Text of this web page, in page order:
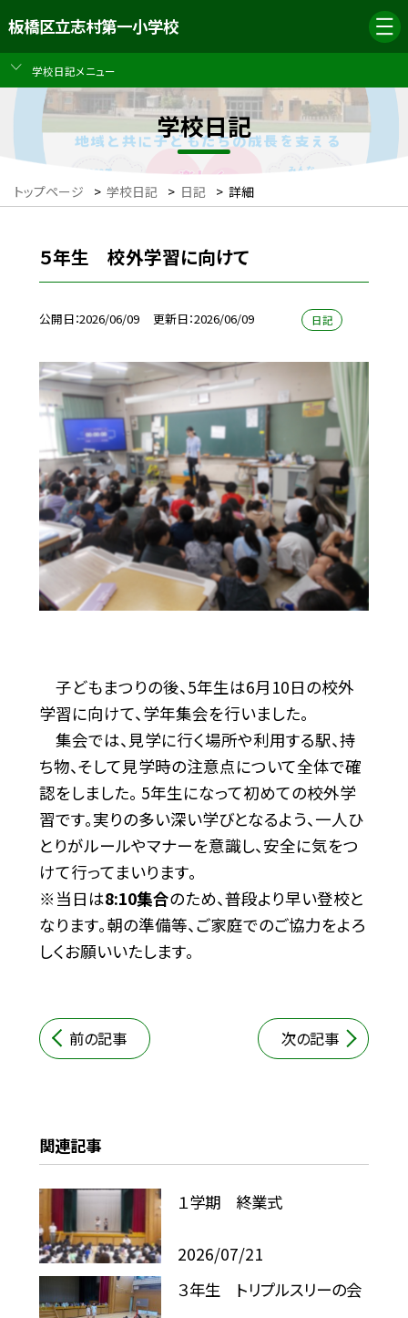
板橋区立志村第一小学校
学校日記メニュー
学校日記
トップページ > 学校日記 > 日記 > 詳細
５年生 校外学習に向けて
公開日 2026/06/09 更新日 2026/06/09 日記
子どもまつりの後、5年生は6月10日の校外
学習に向けて、学年集会を行いました。
集会では、見学に行く場所や利用する駅、持
ち物、そして見学時の注意点について全体で確
認をしました。 5年生になって初めての校外学
習です。実りの多い深い学びとなるよう、一人ひ
とりがルールやマナーを意識し、安全に気をつ
けて行ってまいります。
※当日は8:10集合のため、普段より早い登校と
なります。朝の準備等、ご家庭でのご協力をよろ
しくお願いいたします。
前の記事 次の記事
関連記事
１学期 終業式
2026/07/21
３年生 トリプルスリーの会